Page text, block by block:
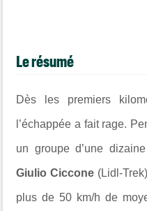
Le résumé
Dès les premiers
l’échappée a fait rage.
un groupe d’une
Giulio Ciccone (Lidl-
plus de 50 km/h de